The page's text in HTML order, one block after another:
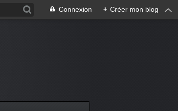
Connexion + Créer mon blog